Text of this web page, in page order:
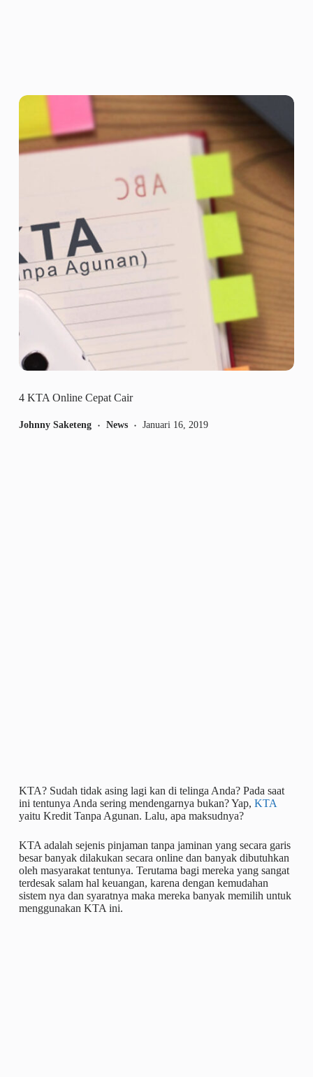
4 KTA Online Cepat Cair
Johnny Saketeng News Januari 16, 2019
KTA? Sudah tidak asing lagi kan di telinga Anda? Pada saat
ini tentunya Anda sering mendengarnya bukan? Yap, KTA
yaitu Kredit Tanpa Agunan. Lalu, apa maksudnya?
KTA adalah sejenis pinjaman tanpa jaminan yang secara garis
besar banyak dilakukan secara online dan banyak dibutuhkan
oleh masyarakat tentunya. Terutama bagi mereka yang sangat
terdesak salam hal keuangan, karena dengan kemudahan
sistem nya dan syaratnya maka mereka banyak memilih untuk
menggunakan KTA ini.